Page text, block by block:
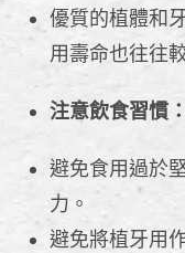
優質的植體和
用壽命也往往
注意飲食習慣：
避免食用過於
力。
避免將植牙用